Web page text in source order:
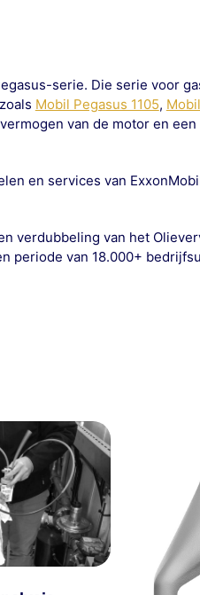
serie. Die serie voor
Mobil Pegasus 1105,
van de motor en
en services van
verdubbeling van het
periode van 18.000+